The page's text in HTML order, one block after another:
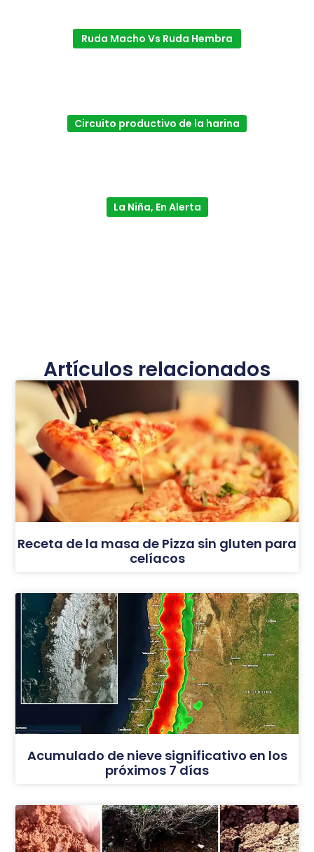
Ruda Macho Vs Ruda Hembra
Circuito productivo de la harina
La Niña, En Alerta
Artículos relacionados
Receta de la masa de Pizza sin gluten para
celíacos
Acumulado de nieve significativo en los
próximos 7 días